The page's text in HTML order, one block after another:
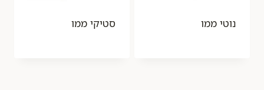
נוטי ממו סטיקי ממו